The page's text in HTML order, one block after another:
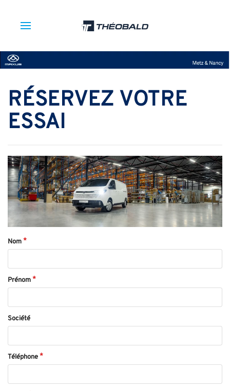
RÉSERVEZ VOTRE
ESSAI
Nom
Prénom
Société
Téléphone